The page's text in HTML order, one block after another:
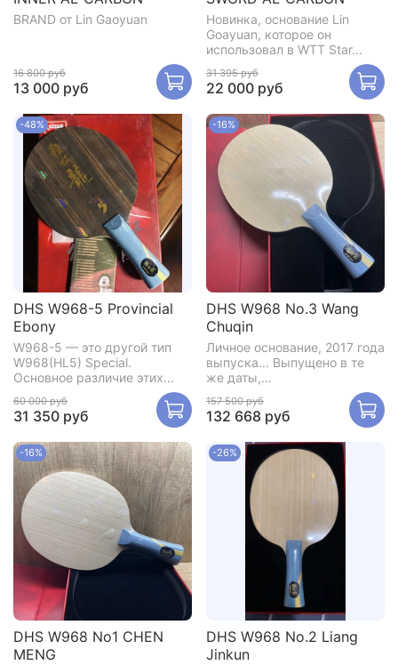
BRAND от Lin Gaoyuan
16 800 руб
13 000 руб
Новинка, основание Lin
Goayuan, которое он
использовал в WTT Star...
31 395 руб
22 000 руб
-48%
DHS W968-5 Provincial
Ebony
W968-5 — это другой тип
W968(HL5) Special.
Основное различие этих...
60 000 руб
31 350 руб
-16%
DHS W968 No.3 Wang
Chuqin
Личное основание, 2017 года
выпуска... Выпущено в те
же даты,...
157 500 руб
132 668 руб
-16%
DHS W968 No1 CHEN
MENG
-26%
DHS W968 No.2 Liang
Jinkun